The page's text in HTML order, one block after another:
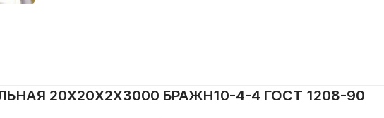
20Х20Х2Х3000 БРАЖН10-4-4 ГОСТ 1208-90